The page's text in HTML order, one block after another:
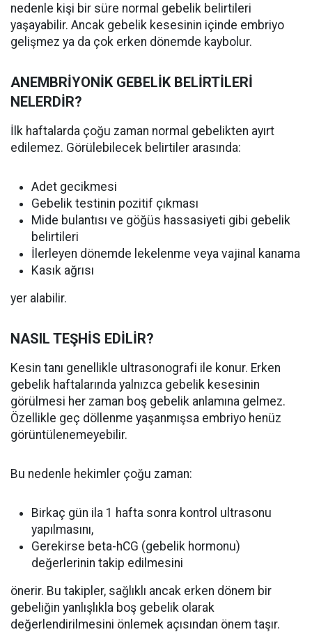
nedenle kişi bir süre normal gebelik belirtileri
yaşayabilir. Ancak gebelik kesesinin içinde embriyo
gelişmez ya da çok erken dönemde kaybolur.
ANEMBRİYONİK GEBELİK BELİRTİLERİ
NELERDİR?
İlk haftalarda çoğu zaman normal gebelikten ayırt
edilemez. Görülebilecek belirtiler arasında:
Adet gecikmesi
Gebelik testinin pozitif çıkması
Mide bulantısı ve göğüs hassasiyeti gibi gebelik
belirtileri
İlerleyen dönemde lekelenme veya vajinal kanama
Kasık ağrısı
yer alabilir.
NASIL TEŞHİS EDİLİR?
Kesin tanı genellikle ultrasonografi ile konur. Erken
gebelik haftalarında yalnızca gebelik kesesinin
görülmesi her zaman boş gebelik anlamına gelmez.
Özellikle geç döllenme yaşanmışsa embriyo henüz
görüntülenemeyebilir.
Bu nedenle hekimler çoğu zaman:
Birkaç gün ila 1 hafta sonra kontrol ultrasonu
yapılmasını,
Gerekirse beta-hCG (gebelik hormonu)
değerlerinin takip edilmesini
önerir. Bu takipler, sağlıklı ancak erken dönem bir
gebeliğin yanlışlıkla boş gebelik olarak
değerlendirilmesini önlemek açısından önem taşır.